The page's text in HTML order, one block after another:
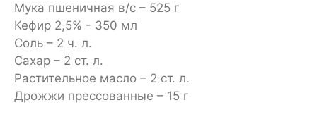
Мука пшеничная в/с – 525 г
Кефир 2,5% - 350 мл
Соль – 2 ч. л.
Сахар – 2 ст. л.
Растительное масло – 2 ст. л.
Дрожжи прессованные – 15 г